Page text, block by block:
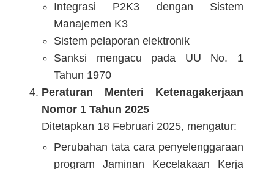
Integrasi P2K3 dengan Sistem
Manajemen K3
Sistem pelaporan elektronik
Sanksi mengacu pada UU No. 1
Tahun 1970
Peraturan Menteri Ketenagakerjaan
Nomor 1 Tahun 2025
Ditetapkan 18 Februari 2025, mengatur:
Perubahan tata cara penyelenggaraan
program Jaminan Kecelakaan Kerja